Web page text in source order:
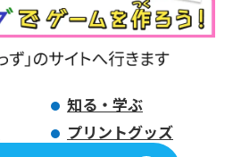
知る・学ぶ
プリントグッズ